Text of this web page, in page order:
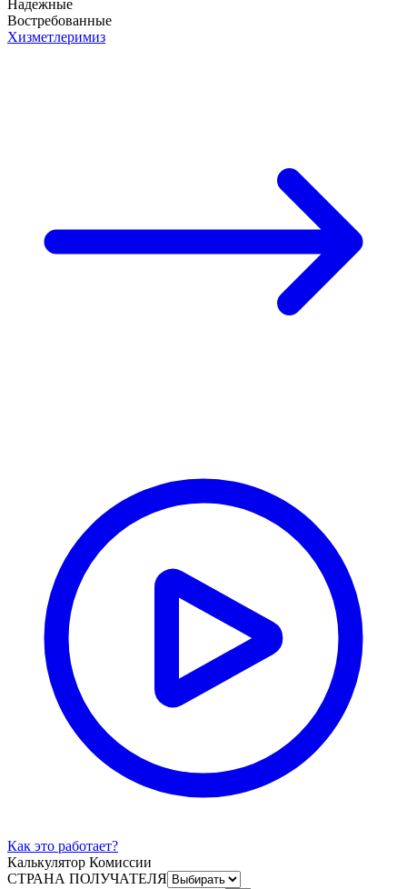
Надежные
Востребованные
Хизметлеримиз
Как это работает?
Калькулятор Комиссии
СТРАНА ПОЛУЧАТЕЛЯ